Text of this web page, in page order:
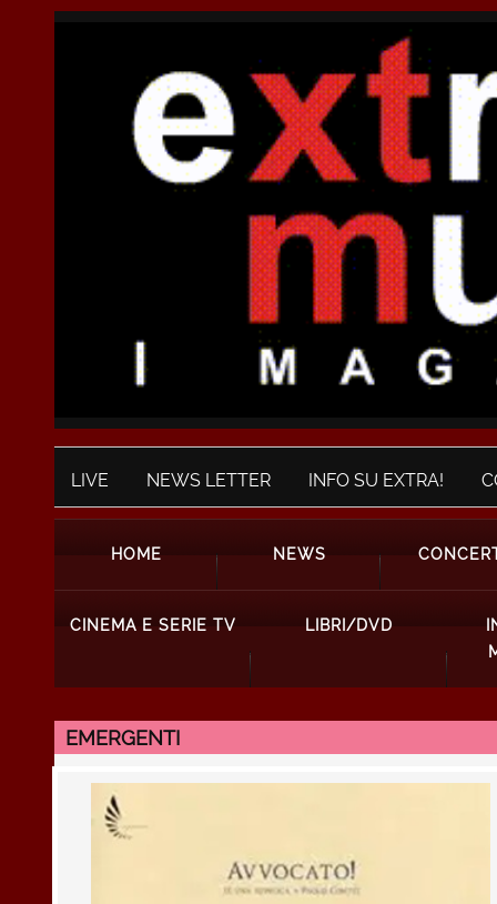
LIVE NEWS LETTER INFO SU EXTRA!
HOME NEWS
CINEMA E SERIE TV LIBRI/DVD
EMERGENTI